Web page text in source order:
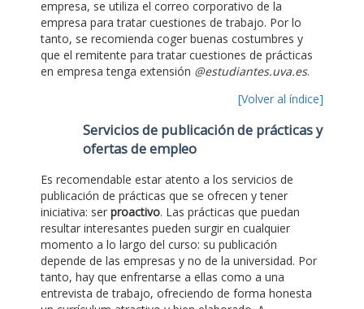
empresa, se utiliza el correo corporativo de la
empresa para tratar cuestiones de trabajo. Por lo
tanto, se recomienda coger buenas costumbres y
que el remitente para tratar cuestiones de prácticas
en empresa tenga extensión @estudiantes.uva.es.
[Volver al índice]
Servicios de publicación de prácticas y
ofertas de empleo
Es recomendable estar atento a los servicios de
publicación de prácticas que se ofrecen y tener
iniciativa: ser proactivo. Las prácticas que puedan
resultar interesantes pueden surgir en cualquier
momento a lo largo del curso: su publicación
depende de las empresas y no de la universidad. Por
tanto, hay que enfrentarse a ellas como a una
entrevista de trabajo, ofreciendo de forma honesta